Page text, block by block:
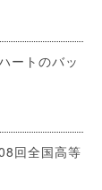
ートのバッ
回全国高等